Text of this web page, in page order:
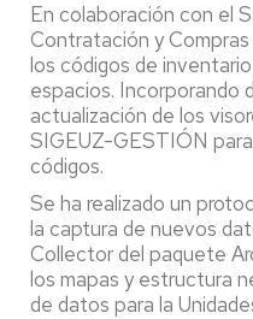
En colaboración con el
Contratación y Compras
los códigos de
espacios. Incorporando
actualización de los
SIGEUZ-GESTIÓN
códigos.
Se ha realizado un
la captura de nuevos
Collector del paquete
los mapas y estructura
de datos para la